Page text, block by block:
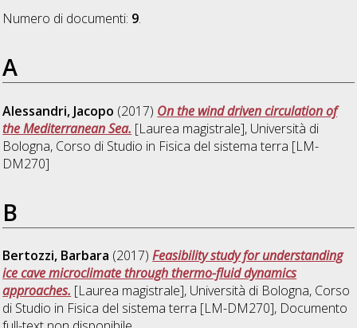
Numero di documenti: 9.
A
Alessandri, Jacopo (2017) On the wind driven circulation of
the Mediterranean Sea. [Laurea magistrale], Università di
Bologna, Corso di Studio in Fisica del sistema terra [LM-
DM270]
B
Bertozzi, Barbara (2017)Feasibility study for understanding
ice cave microclimate through thermo-fluid dynamics
approaches. [Laurea magistrale], Università di Bologna, Corso
di Studio in Fisica del sistema terra [LM-DM270], Documento